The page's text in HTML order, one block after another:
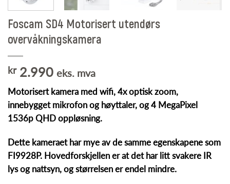
Foscam SD4 Motorisert utendørs
overvåkningskamera
kr2.990 eks. mva
Motorisert kamera med wifi, 4x optisk zoom,
innebygget mikrofon og høyttaler, og 4 MegaPixel
1536p QHD oppløsning.
Dette kameraet har mye av de samme egenskapene som
FI9928P. Hovedforskjellen er at det har litt svakere IR
lys og nattsyn, og størrelsen er endel mindre.